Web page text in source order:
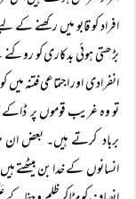
افراد کو قابو میں رکھنے
بڑھتی ہوئی بدکاری کو
انفرادی اور اجتماعی فتنہ
تو وہ غریب قوموں پر ڈاکے
برباد کرتے ہیں۔ بعض
انسانوں کے خدا بن بیٹھتے